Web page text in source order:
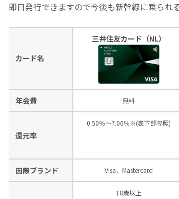
即日発行できますので今後も新幹線に乗られ
カード名
三井住友カード（NL）
年会費 無料
還元率
0.50％～7.00％※(表下部参照)
国際ブランド Visa、Mastercard
18歳以上